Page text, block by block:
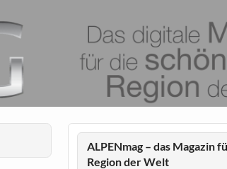
ALPENmag – das Magazin
Region der Welt